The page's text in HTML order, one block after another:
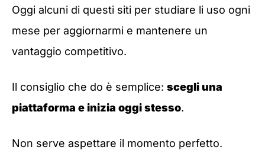
Oggi alcuni di questi siti per studiare li uso ogni
mese per aggiornarmi e mantenere un
vantaggio competitivo.
Il consiglio che do è semplice: scegli una
piattaforma e inizia oggi stesso.
Non serve aspettare il momento perfetto.